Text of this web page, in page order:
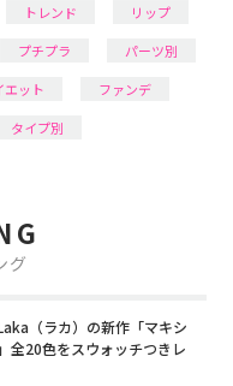
トレンド
リップ
プチプラ
パーツ別
エット
ファンデ
タイプ別
グ
（ラカ）の新作「マキシ
全20色をスウォッチつきレ